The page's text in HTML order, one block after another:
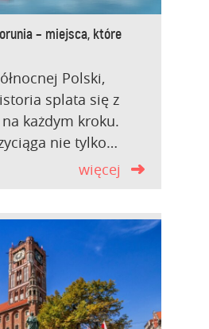
– miejsca, które
Polski,
splata się z
każdym kroku.
nie tylko…
więcej